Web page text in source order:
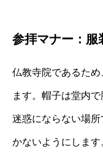
参拝マナー：服
仏教寺院であるた
ます。帽子は堂内
迷惑にならない場
かないようにしま